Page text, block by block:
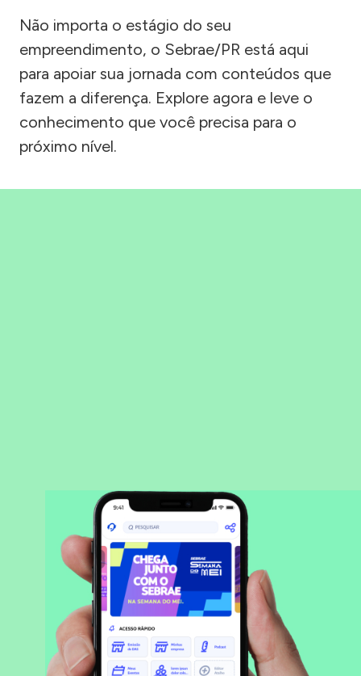
Não importa o estágio do seu
empreendimento, o Sebrae/PR está aqui
para apoiar sua jornada com conteúdos que
fazem a diferença. Explore agora e leve o
conhecimento que você precisa para o
próximo nível.